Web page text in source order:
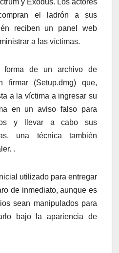
y Exodus. Los actores
el ladrón a sus
reciben un panel web
a las víctimas.
forma de un archivo de
firmar (Setup.dmg) que,
a la víctima a ingresar su
en un aviso falso para
y llevar a cabo sus
una técnica también
.
utilizado para entregar
de inmediato, aunque es
sean manipulados para
bajo la apariencia de